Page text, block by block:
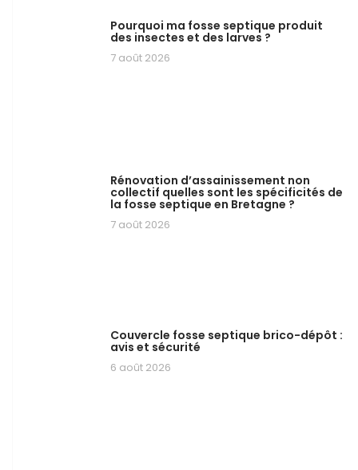
Pourquoi ma fosse septique produit
des insectes et des larves ?
7 août 2026
Rénovation d’assainissement non
collectif quelles sont les spécificités de
la fosse septique en Bretagne ?
7 août 2026
Couvercle fosse septique brico-dépôt :
avis et sécurité
6 août 2026